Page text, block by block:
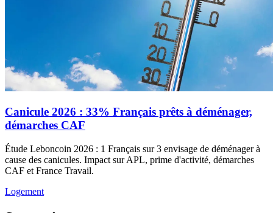
Canicule 2026 : 33% Français prêts à déménager,
démarches CAF
Étude Leboncoin 2026 : 1 Français sur 3 envisage de déménager à
cause des canicules. Impact sur APL, prime d'activité, démarches
CAF et France Travail.
Logement